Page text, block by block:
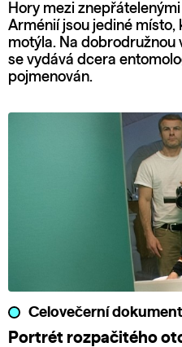
Hory mezi
Arménií jsou jediné
motýla. Na dobrodružnou
se vydává dcera
pojmenován.
Celovečerní dokument
Portrét rozpačitého